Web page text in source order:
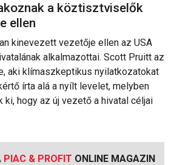
a köztisztviselők
ellen
kinevezett vezetője ellen az USA
alkalmazottai. Scott Pruitt az
aki klímaszkeptikus nyilatkozatokat
írta alá a nyílt levelet, melyben
ki, hogy az új vezető a hivatal céljai
PIAC & PROFIT ONLINE MAGAZIN